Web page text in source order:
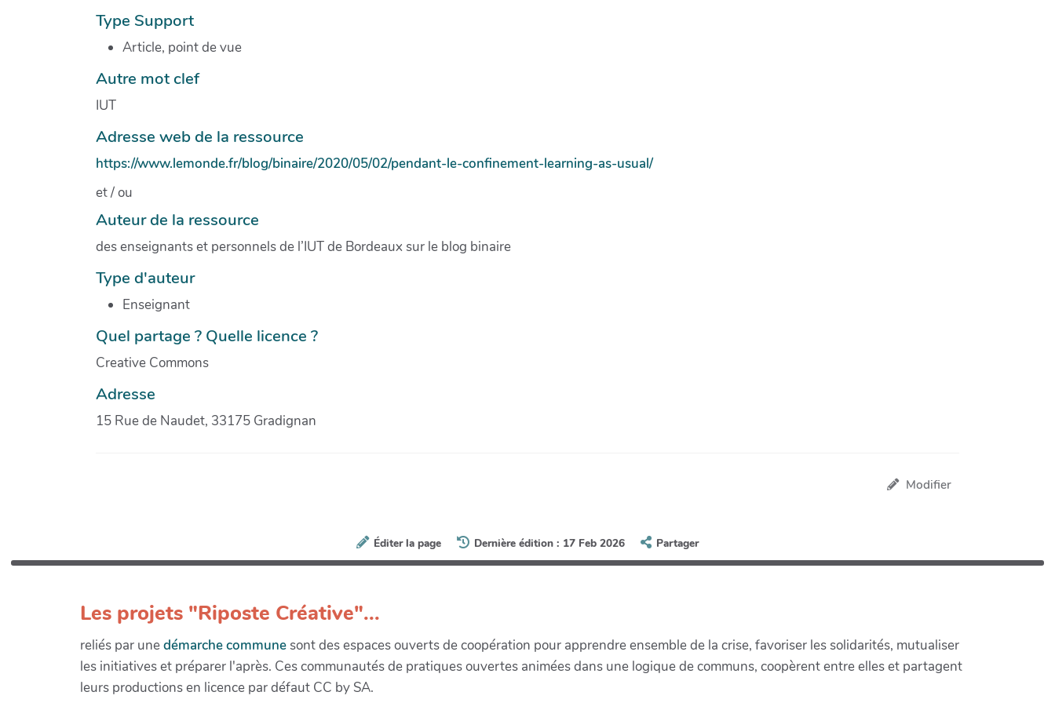
Type Support
Article, point de vue
Autre mot clef
IUT
Adresse web de la ressource
https://www.lemonde.fr/blog/binaire/2020/05/02/pendant-le-confinement-learning-as-usual/
et / ou
Auteur de la ressource
des enseignants et personnels de l’IUT de Bordeaux sur le blog binaire
Type d'auteur
Enseignant
Quel partage ? Quelle licence ?
Creative Commons
Adresse
15 Rue de Naudet, 33175 Gradignan
Modifier
Éditer la page Dernière édition : 17 Feb 2026 Partager